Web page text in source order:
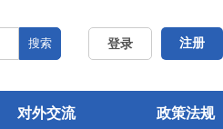
登录 注册
搜索
对外交流 政策法规